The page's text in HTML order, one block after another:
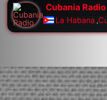
Cubania Radio
La Habana ,